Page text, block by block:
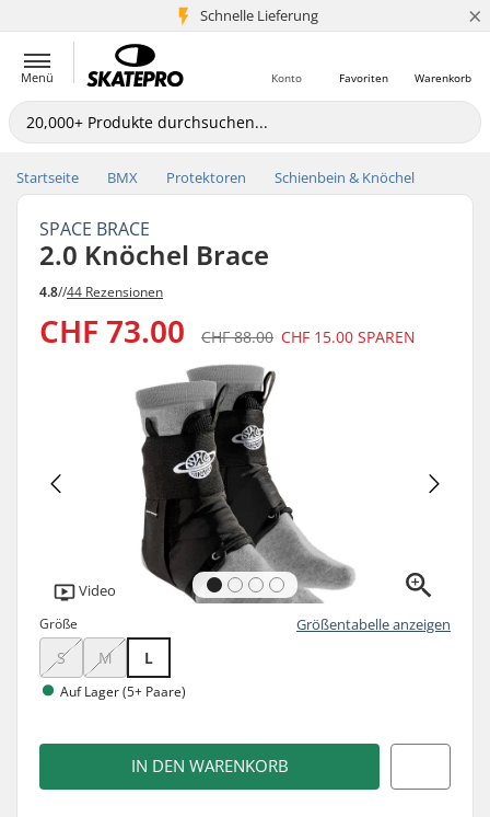
Schnelle Lieferung
5+ Mio. Kunden ×
Menü Warenkorb
Favoriten
Konto
Startseite BMX Protektoren Schienbein & Knöchel
SPACE BRACE
2.0 Knöchel Brace
4.8//44 Rezensionen
CHF 73.00 CHF 88.00 CHF 15.00 SPAREN
Video
Größe Größentabelle anzeigen
S M L
Auf Lager (5+ Paare)
IN DEN WARENKORB